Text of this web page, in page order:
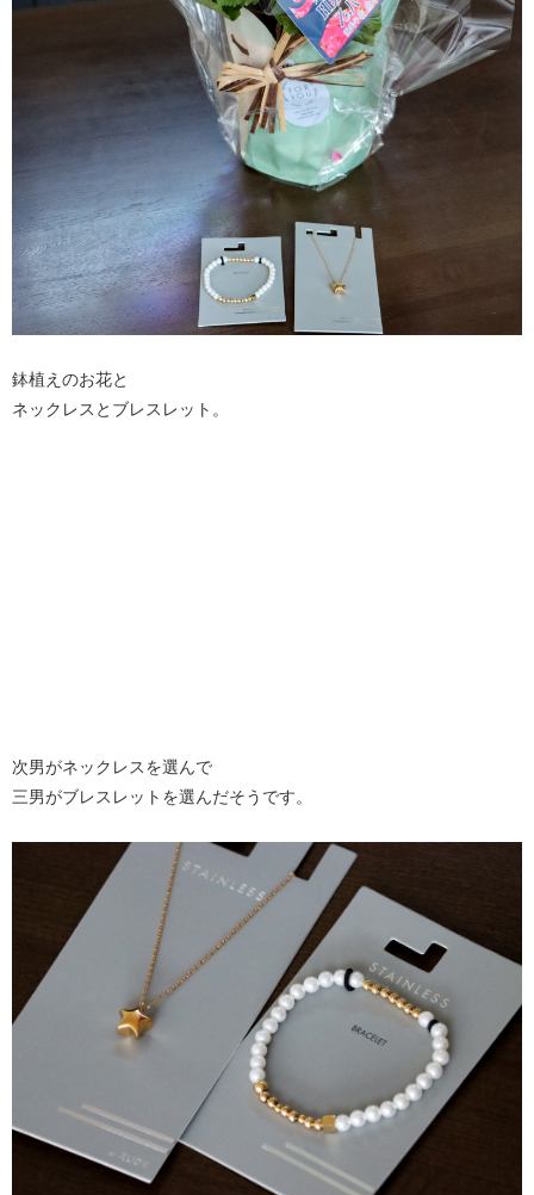
鉢植えのお花と
ネックレスとブレスレット。
次男がネックレスを選んで
三男がブレスレットを選んだそうです。